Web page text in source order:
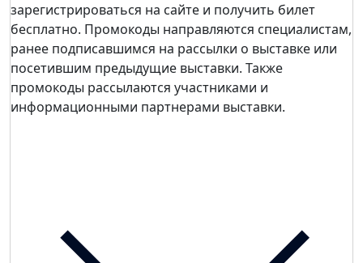
зарегистрироваться на сайте и получить билет
бесплатно. Промокоды направляются специалистам,
ранее подписавшимся на рассылки о выставке или
посетившим предыдущие выставки. Также
промокоды рассылаются участниками и
информационными партнерами выставки.